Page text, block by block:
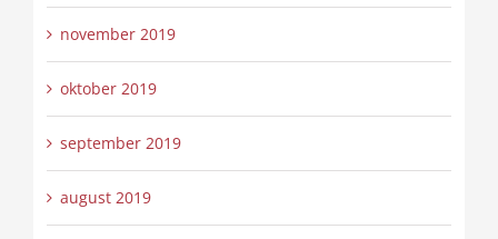
november 2019
oktober 2019
september 2019
august 2019